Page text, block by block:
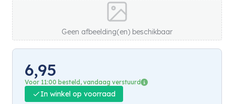
Geen afbeelding(en) beschikbaar
6,95
Voor 11:00 besteld, vandaag verstuurd
In winkel op voorraad